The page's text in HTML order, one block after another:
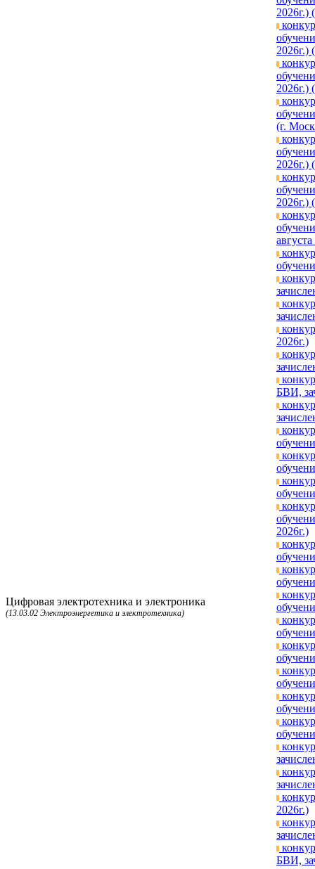
2026г.)
2026г.)
2026г.)
(г.
2026г.)
2026г.)
Цифровая электротехника и электроника
(13.03.02 Электроэнергетика и электротехника)
БВИ,
2026г.)
2026г.)
БВИ,